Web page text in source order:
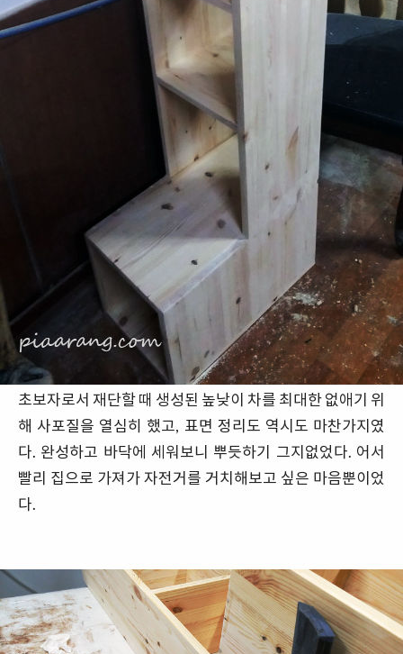
초보자로서 재단할 때 생성된 높낮이 차를 최대한 없애기 위
해 사포질을 열심히 했고, 표면 정리도 역시도 마찬가지였
다. 완성하고 바닥에 세워보니 뿌듯하기 그지없었다. 어서
빨리 집으로 가져가 자전거를 거치해보고 싶은 마음뿐이었
다.